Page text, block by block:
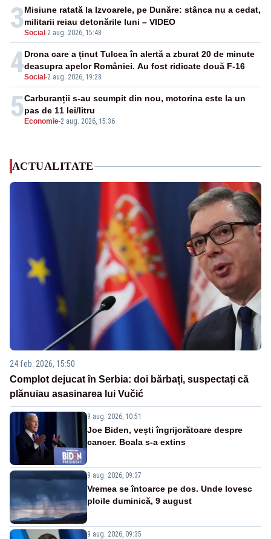
3Social -2 aug. 2026, 15:48
Misiune ratată la Izvoarele, pe Dunăre: stânca nu a cedat,
militarii reiau detonările luni – VIDEO
4Social -2 aug. 2026, 19:28
Drona care a ținut Tulcea în alertă a zburat 20 de minute
deasupra apelor României. Au fost ridicate două F-16
5 Economie-2 aug. 2026, 15:36
Carburanții s-au scumpit din nou, motorina este la un
pas de 11 lei/litru
ACTUALITATE
24 feb. 2026, 15:50
Complot dejucat în Serbia: doi bărbați, suspectați că
plănuiau asasinarea lui Vučić
9 aug. 2026, 10:51
Joe Biden, vești îngrijorătoare despre
cancer. Boala s-a extins
9 aug. 2026, 09:37
Vremea se întoarce pe dos. Unde lovesc
ploile duminică, 9 august
9 aug. 2026, 09:35